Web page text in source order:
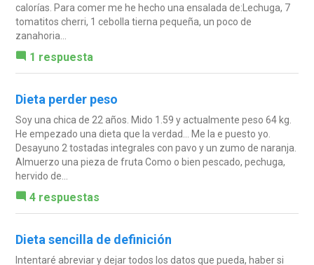
calorías. Para comer me he hecho una ensalada de:Lechuga, 7
tomatitos cherri, 1 cebolla tierna pequeña, un poco de
zanahoria...
1 respuesta
Dieta perder peso
Soy una chica de 22 años. Mido 1.59 y actualmente peso 64 kg.
He empezado una dieta que la verdad... Me la e puesto yo.
Desayuno 2 tostadas integrales con pavo y un zumo de naranja.
Almuerzo una pieza de fruta Como o bien pescado, pechuga,
hervido de...
4 respuestas
Dieta sencilla de definición
Intentaré abreviar y dejar todos los datos que pueda, haber si